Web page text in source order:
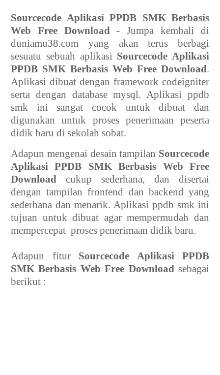
Sourcecode Aplikasi PPDB SMK Berbasis
Web Free Download -Jumpa kembali di
duniamu38.com yang akan terus berbagi
sesuatu sebuah aplikasi Sourcecode Aplikasi
PPDB SMK Berbasis Web Free Download.
Aplikasi dibuat dengan framework codeigniter
serta dengan database mysql. Aplikasi ppdb
smk ini sangat cocok untuk dibuat dan
digunakan untuk proses penerimaan peserta
didik baru di sekolah sobat.
Adapun mengenai desain tampilan Sourcecode
Aplikasi PPDB SMK Berbasis Web Free
Download cukup sederhana, dan disertai
dengan tampilan frontend dan backend yang
sederhana dan menarik. Aplikasi ppdb smk ini
tujuan untuk dibuat agar mempermudah dan
mempercepat proses penerimaan didik baru.
Adapun fitur Sourcecode Aplikasi PPDB
SMK Berbasis Web Free Downloadsebagai
berikut :